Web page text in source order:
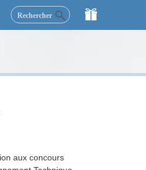
Rechercher ×
aux concours